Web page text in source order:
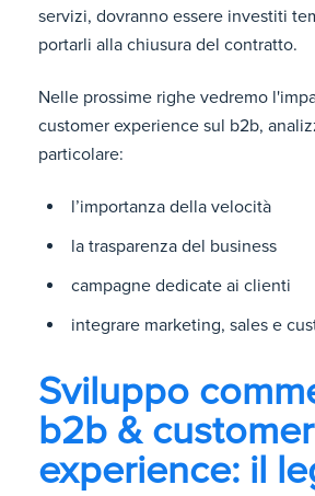
servizi, dovranno essere investiti
portarli alla chiusura del contratto.
Nelle prossime righe vedremo
customer experience sul b2b,
particolare:
l’importanza della velocità
la trasparenza del business
campagne dedicate ai clienti
integrare marketing, sales e
Sviluppo
b2b & customer
experience: il